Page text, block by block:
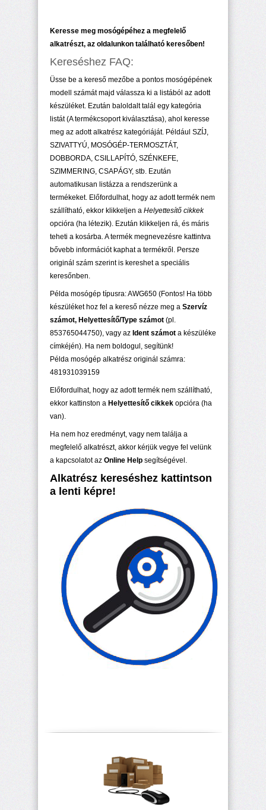
Keresse meg mosógépéhez a megfelelő
alkatrészt, az oldalunkon található keresőben!
Kereséshez FAQ:
Üsse be a kereső mezőbe a pontos mosógépének
modell számát majd válassza ki a listából az adott
készüléket. Ezután baloldalt talál egy kategória
listát (A termékcsoport kiválasztása), ahol keresse
meg az adott alkatrész kategóriáját. Például SZÍJ,
SZIVATTYÚ, MOSÓGÉP-TERMOSZTÁT,
DOBBORDA, CSILLAPÍTÓ, SZÉNKEFE,
SZIMMERING, CSAPÁGY, stb. Ezután
automatikusan listázza a rendszerünk a
termékeket. Előfordulhat, hogy az adott termék nem
szállítható, ekkor klikkeljen a Helyettesítő cikkek
opcióra (ha létezik). Ezután klikkeljen rá, és máris
teheti a kosárba. A termék megnevezésre kattintva
bővebb információt kaphat a termékről. Persze
originál szám szerint is kereshet a speciális
keresőnben.
Példa mosógép típusra: AWG650 (Fontos! Ha több
készüléket hoz fel a kereső nézze meg a Szervíz
számot, Helyettesítő/Type számot (pl.
853765044750), vagy az Ident számot a készüléke
címkéjén). Ha nem boldogul, segítünk!
Példa mosógép alkatrész originál számra:
481931039159
Előfordulhat, hogy az adott termék nem szállítható,
ekkor kattinston a Helyettesítő cikkek opcióra (ha
van).
Ha nem hoz eredményt, vagy nem találja a
megfelelő alkatrészt, akkor kérjük vegye fel velünk
a kapcsolatot az Online Help segítségével.
Alkatrész kereséshez kattintson
a lenti képre!